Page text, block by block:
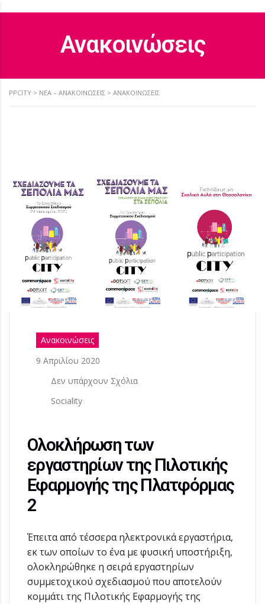
Ανακοινώσεις
PPCITY > ΝΈΑ – ΑΝΑΚΟΙΝΏΣΕΙΣ > ΑΝΑΚΟΙΝΏΣΕΙΣ
Ανακοινώσεις
9 Απριλίου 2020
Δεν υπάρχουν Σχόλια
Sociality
Ολοκλήρωση των
εργαστηρίων της Πιλοτικής
Εφαρμογής της Πλατφόρμας
2
Έπειτα από τέσσερα ηλεκτρονικά εργαστήρια,
εκ των οποίων το ένα με φυσική υποστήριξη,
ολοκληρώθηκε η σειρά εργαστηρίων
συμμετοχικού σχεδιασμού που αποτελούν
κομμάτι της Πιλοτικής Εφαρμογής της